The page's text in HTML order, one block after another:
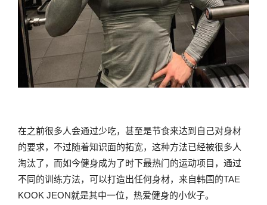
在之前很多人会通过少吃，甚至是节食来达到自己对身材
的要求，不过随着知识面的拓宽，这种方法已经被很多人
淘汰了，而如今健身成为了时下最热门的运动项目，通过
不同的训练方法，可以打造出任何身材，来自韩国的TAE
KOOK JEON就是其中一位，热爱健身的小伙子。